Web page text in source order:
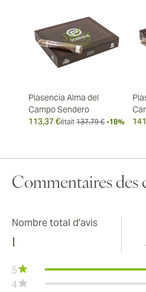
Plasencia Alma del
Campo Sendero
113,37 €était 137,79 € -18%
Commentaires des
Nombre total d'avis
1
5
4